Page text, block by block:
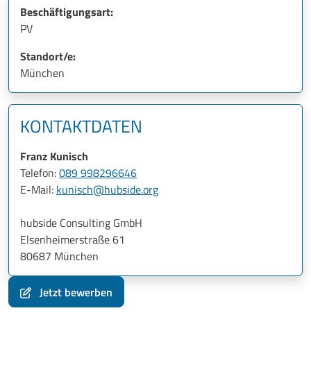
Beschäftigungsart:
PV
Standort/e:
München
KONTAKTDATEN
Franz Kunisch
Telefon:089 998296646
E-Mail: kunisch@hubside.org
hubside Consulting GmbH
Elsenheimerstraße 61
80687 München
Jetzt bewerben